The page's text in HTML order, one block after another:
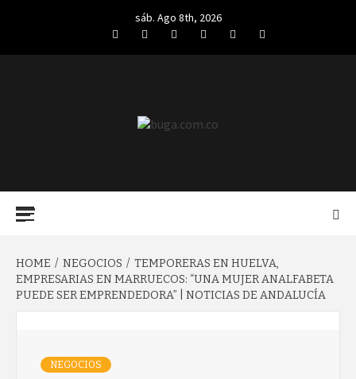
sáb. Ago 8th, 2026
FacebookTwitterLinkedIn
VK YouTubeInstagram
HOME NEGOCIOS
TEMPORERAS EN HUELVA,
EMPRESARIAS EN MARRUECOS: “UNA MUJER ANALFABETA
PUEDE SER EMPRENDEDORA” | NOTICIAS DE ANDALUCÍA
NEGOCIOS